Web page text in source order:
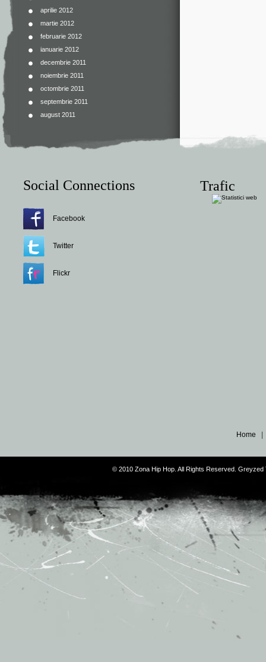
aprilie 2012
martie 2012
februarie 2012
ianuarie 2012
decembrie 2011
noiembrie 2011
octombrie 2011
septembrie 2011
august 2011
Social Connections
Facebook
Twitter
Flickr
Trafic
Home
© 2010 Zona Hip Hop. All Rights Reserved.